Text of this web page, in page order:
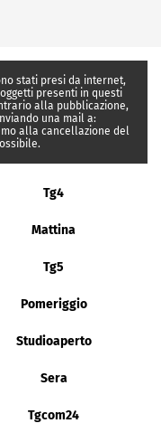
stati presi da internet,
presenti in questi
alla pubblicazione,
una mail a:
alla cancellazione del
Tg4
Mattina
Tg5
Pomeriggio
Studioaperto
Sera
Tgcom24